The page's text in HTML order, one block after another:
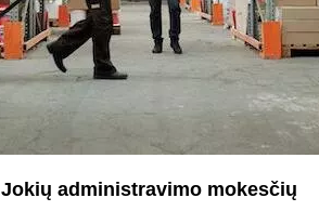
Jokių administravimo mokesčių